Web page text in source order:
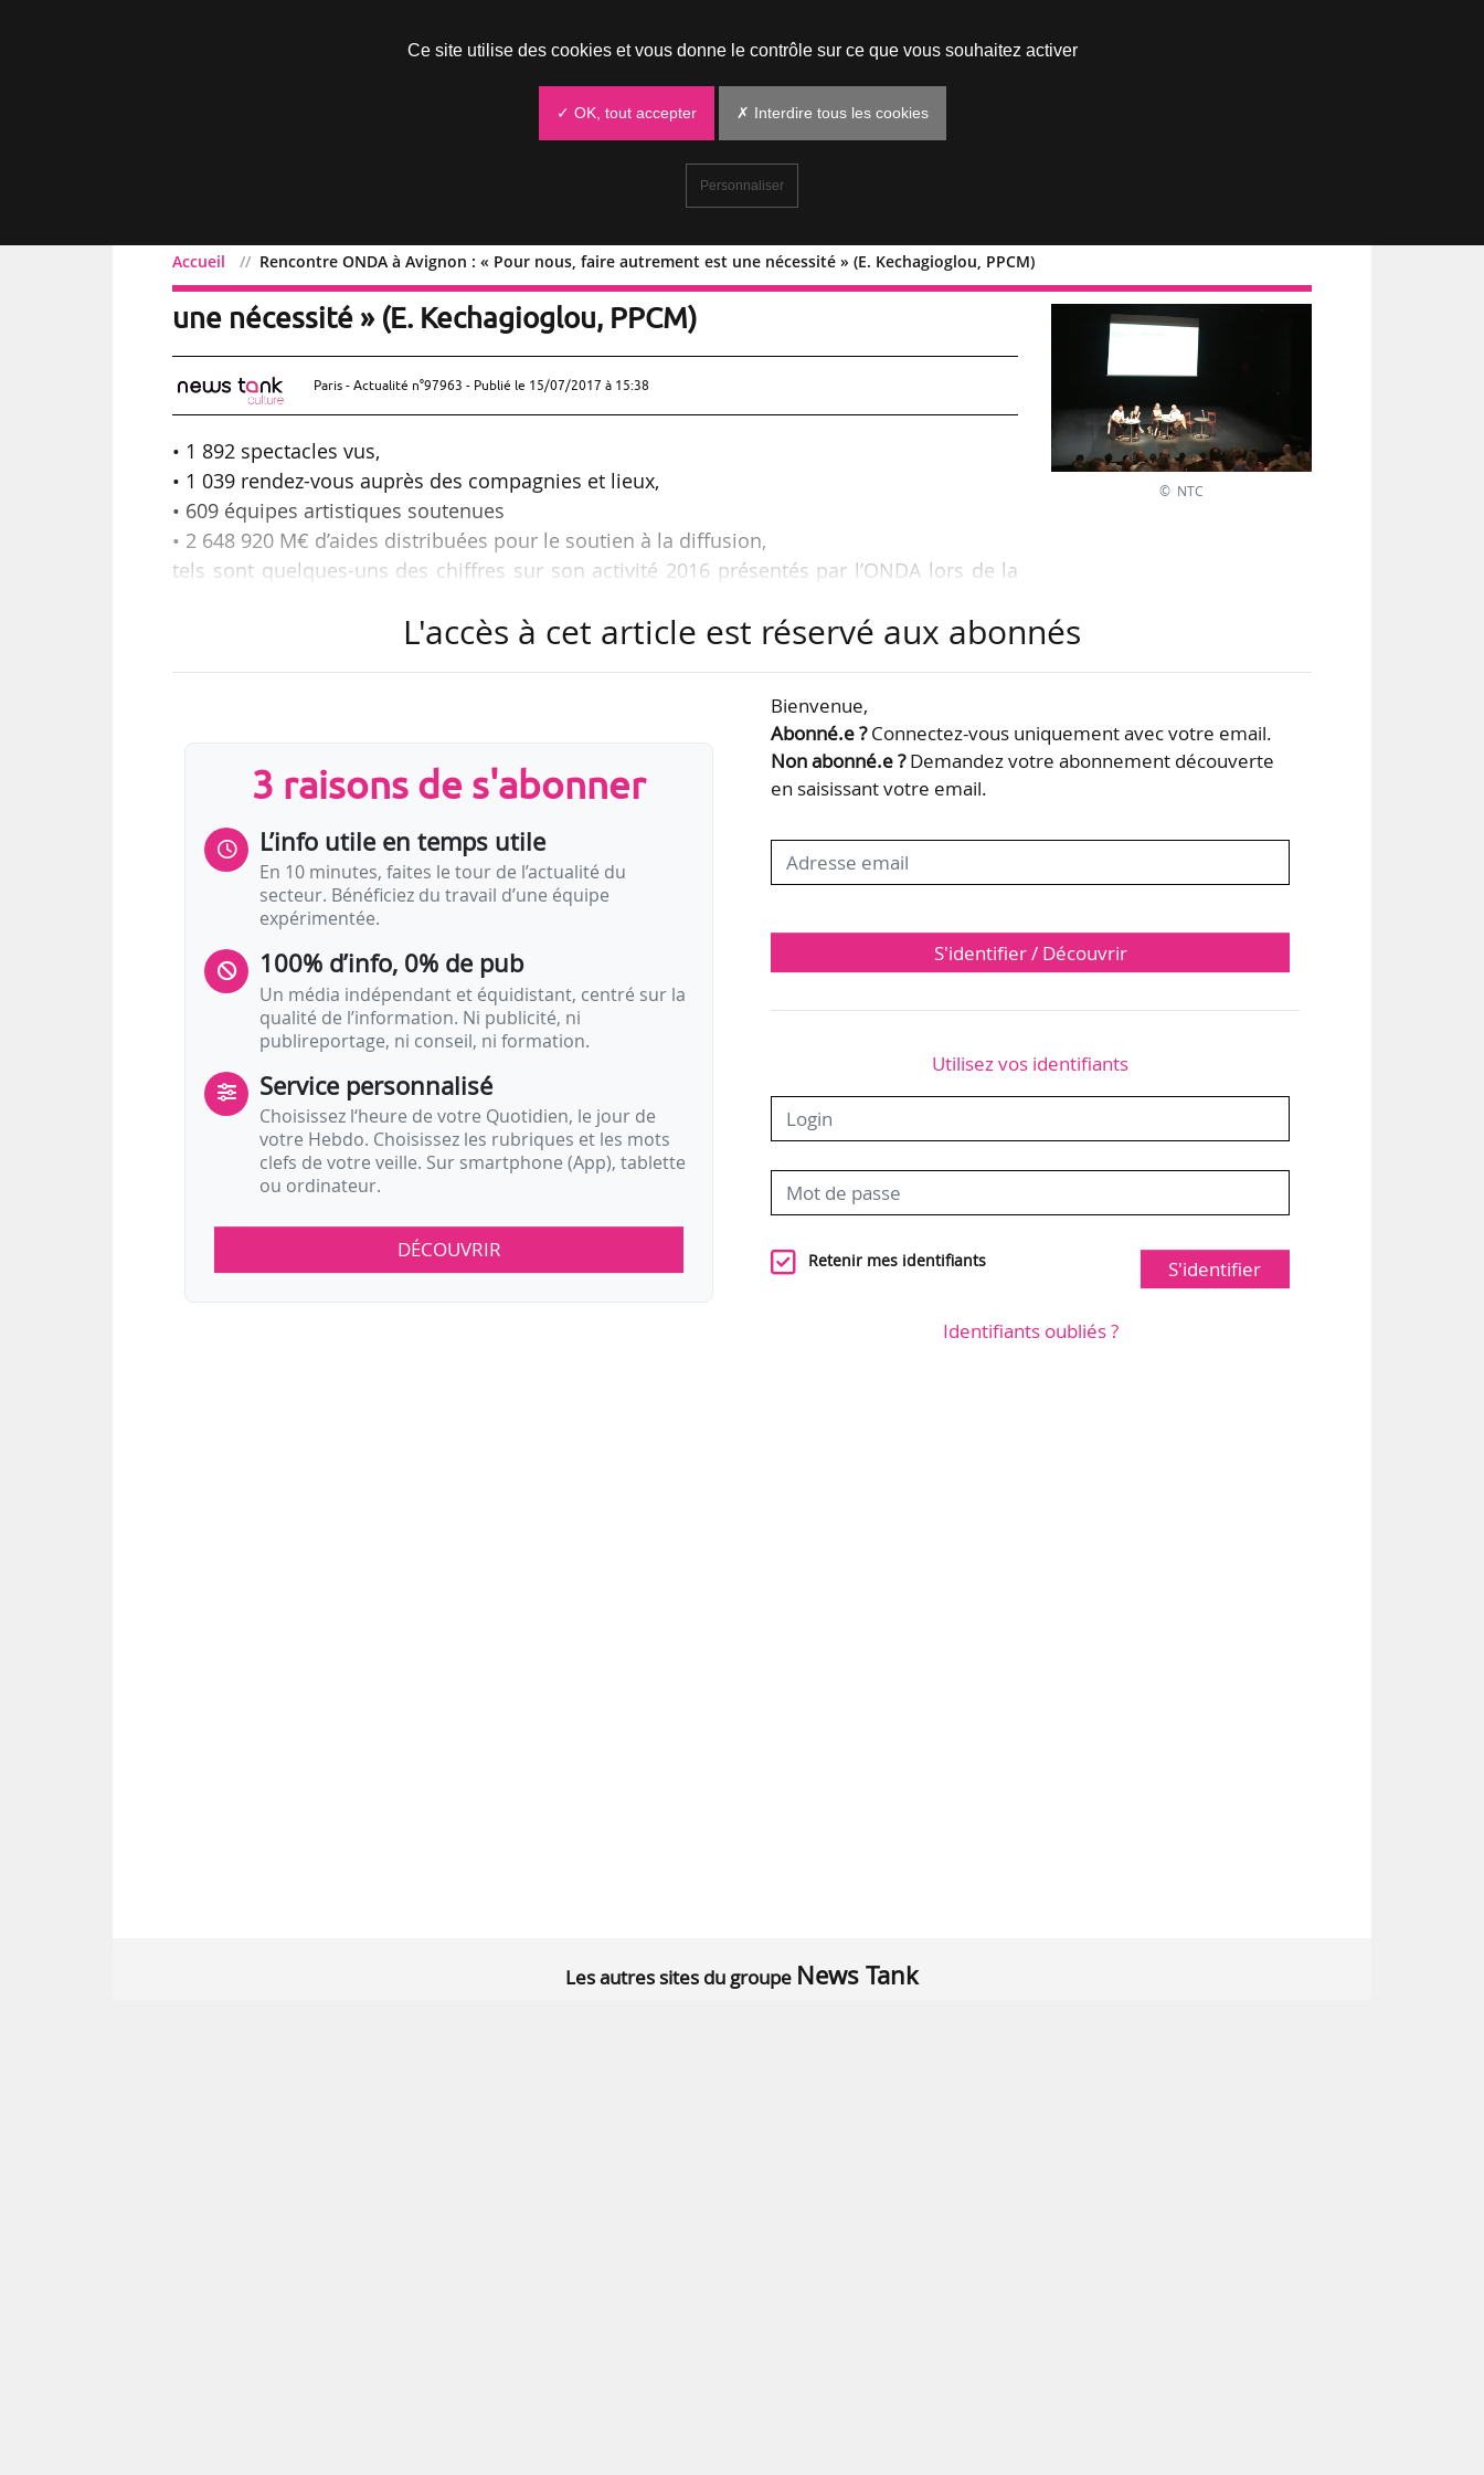
Accueil Rencontre ONDA à Avignon : « Pour nous, faire autrement est une nécessité » (E. Kechagioglou, PPCM)
Rencontre ONDA à Avignon : « Pour nous, faire autrement est
une nécessité » (E. Kechagioglou, PPCM)
Paris - Actualité n°97963 - Publié le 15/07/2017 à 15:38
• 1 892 spectacles vus,
• 1 039 rendez-vous auprès des compagnies et lieux,
• 609 équipes artistiques soutenues
• 2 648 920 M€ d’aides distribuées pour le soutien à la diffusion,
tels sont quelques-uns des chiffres sur son activité 2016 présentés par l’ONDA lors de la
théâtre Benoît XII (Avignon) le 12/07/2017.
place d’un parcours de formation à composer, intitulé « Publics », l’ouverture des salons
d’artistes aux artistes européens, ou encore le renforcement de la présence de l’ONDA
dans les territoires ultra-marins figurent parmi les perspectives évoquées par l’organisme
© NTC
L'accès à cet article est réservé aux abonnés
3 raisons de s'abonner
L’info utile en temps utile
En 10 minutes, faites le tour de l’actualité du
secteur. Bénéficiez du travail d’une équipe
expérimentée.
100% d’info, 0% de pub
Un média indépendant et équidistant, centré sur la
qualité de l’information. Ni publicité, ni
publireportage, ni conseil, ni formation.
Service personnalisé
Choisissez l‘heure de votre Quotidien, le jour de
votre Hebdo. Choisissez les rubriques et les mots
clefs de votre veille. Sur smartphone (App), tablette
ou ordinateur.
DÉCOUVRIR
Bienvenue,
Abonné.e ?Connectez-vous uniquement avec votre email.
Non abonné.e ?Demandez votre abonnement découverte
en saisissant votre email.
S'identifier / Découvrir
Utilisez vos identifiants
Retenir mes identifiants S'identifier
Identifiants oubliés ?
Les autres sites du groupe News Tank
Ce site utilise des cookies et vous donne le contrôle sur ce que vous souhaitez activer
✓ OK, tout accepter ✗ Interdire tous les cookies
Personnaliser